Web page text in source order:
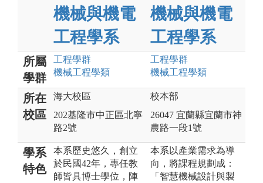
機械與機電
工程學系
機械與機電
工程學系
所屬
學群
工程學群
機械工程學類
工程學群
機械工程學類
所在
校區
海大校區
202基隆市中正區北寧
路2號
校本部
26047 宜蘭縣宜蘭市神
農路一段1號
學系
特色
本系歷史悠久，創立
於民國42年，專任教
師皆具博士學位，陣
本系以產業需求為導
向，將課程規劃成：
「智慧機械設計與製